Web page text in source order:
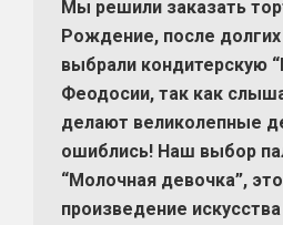
Мы решили заказать
Рождение, после
выбрали кондитерскую
Феодосии, так как
делают великолепные
ошиблись! Наш выбор
“Молочная девочка”,
произведение